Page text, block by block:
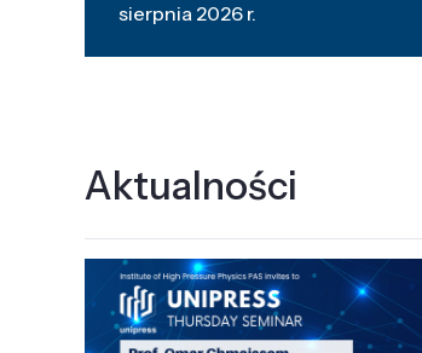
sierpnia 2026 r.
Aktualności